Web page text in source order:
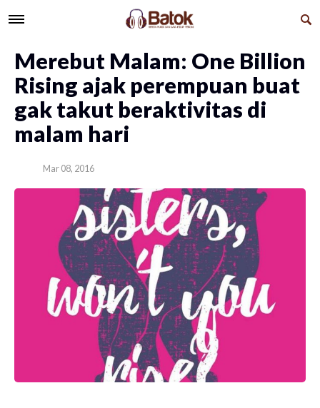
Merebut Malam: One Billion
Rising ajak perempuan buat
gak takut beraktivitas di
malam hari
Mar 08, 2016